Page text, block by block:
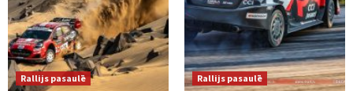
Rallijs pasaulē Rallijs pasaulē